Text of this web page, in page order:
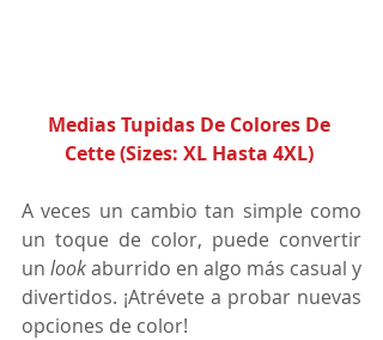
Medias Tupidas De Colores De
Cette (Sizes: XL Hasta 4XL)
A veces un cambio tan simple como
un toque de color, puede convertir
un look aburrido en algo más casual y
divertidos. ¡Atrévete a probar nuevas
opciones de color!